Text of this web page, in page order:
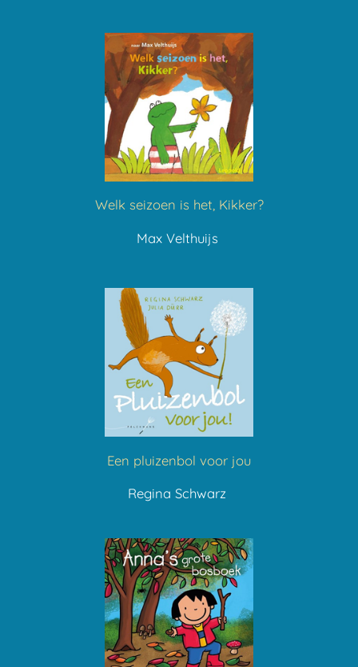
Welk seizoen is het, Kikker?
Max Velthuijs
Een pluizenbol voor jou
Regina Schwarz